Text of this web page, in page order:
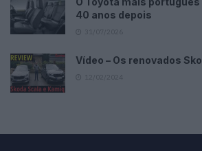
40 anos depois
Vídeo – Os renovados